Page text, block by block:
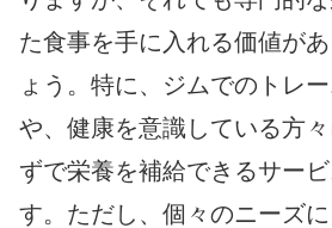
た食事を手に入れる価値が
ょう。特に、ジムでのトレ
や、健康を意識している方
ずで栄養を補給できるサー
す。ただし、個々のニーズ